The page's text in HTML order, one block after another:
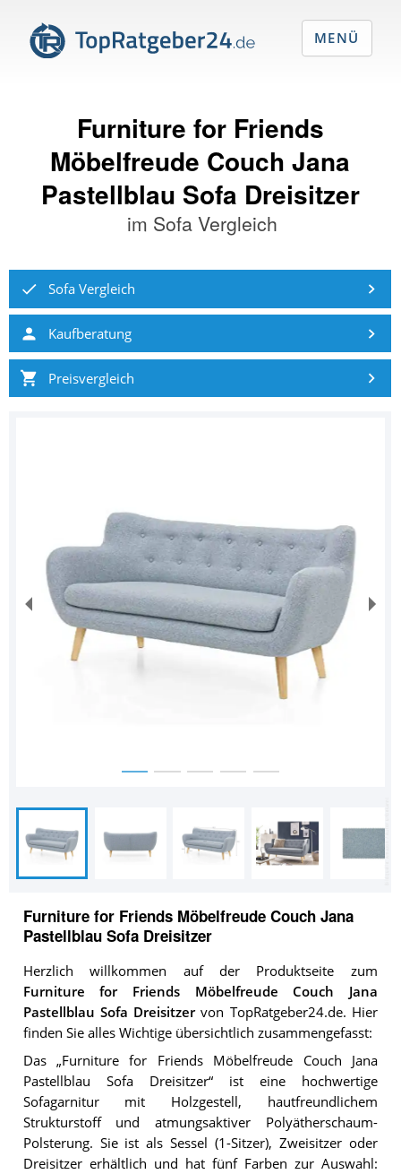
Furniture for Friends
Möbelfreude Couch Jana
Pastellblau Sofa Dreisitzer
im Sofa Vergleich
Sofa Vergleich
Kaufberatung
Preisvergleich
Furniture for Friends Möbelfreude Couch Jana
Pastellblau Sofa Dreisitzer
Herzlich willkommen auf der Produktseite zum
Furniture for Friends Möbelfreude Couch Jana
Pastellblau Sofa Dreisitzervon TopRatgeber24.de. Hier
finden Sie alles Wichtige übersichtlich zusammengefasst:
Das „Furniture for Friends Möbelfreude Couch Jana
Pastellblau Sofa Dreisitzer“ ist eine hochwertige
Sofagarnitur mit Holzgestell, hautfreundlichem
Strukturstoff und atmungsaktiver Polyätherschaum-
Polsterung. Sie ist als Sessel (1-Sitzer), Zweisitzer oder
Dreisitzer erhältlich und hat fünf Farben zur Auswahl:
MENÜ